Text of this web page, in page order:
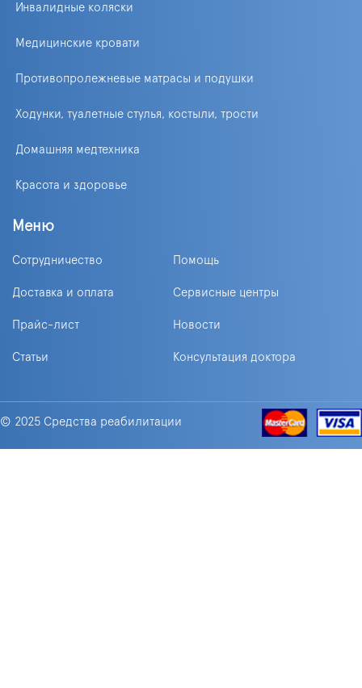
Инвалидные коляски
Медицинские кровати
Противопролежневые матрасы и подушки
Ходунки, туалетные стулья, костыли, трости
Домашняя медтехника
Красота и здоровье
Меню
Сотрудничество Помощь
Доставка и оплата Сервисные центры
Прайс-лист Новости
Статьи Консультация доктора
© 2025 Средства реабилитации